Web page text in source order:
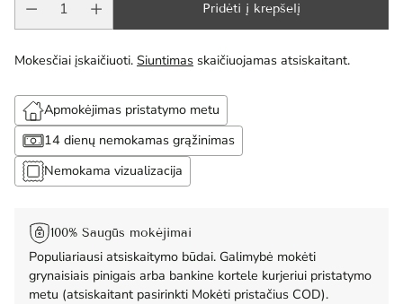
Pridėti į krepšelį
Mokesčiai įskaičiuoti. Siuntimas skaičiuojamas atsiskaitant.
Apmokėjimas pristatymo metu
14 dienų nemokamas grąžinimas
Nemokama vizualizacija
100% Saugūs mokėjimai
Populiariausi atsiskaitymo būdai. Galimybė mokėti
grynaisiais pinigais arba bankine kortele kurjeriui pristatymo
metu (atsiskaitant pasirinkti Mokėti pristačius COD).